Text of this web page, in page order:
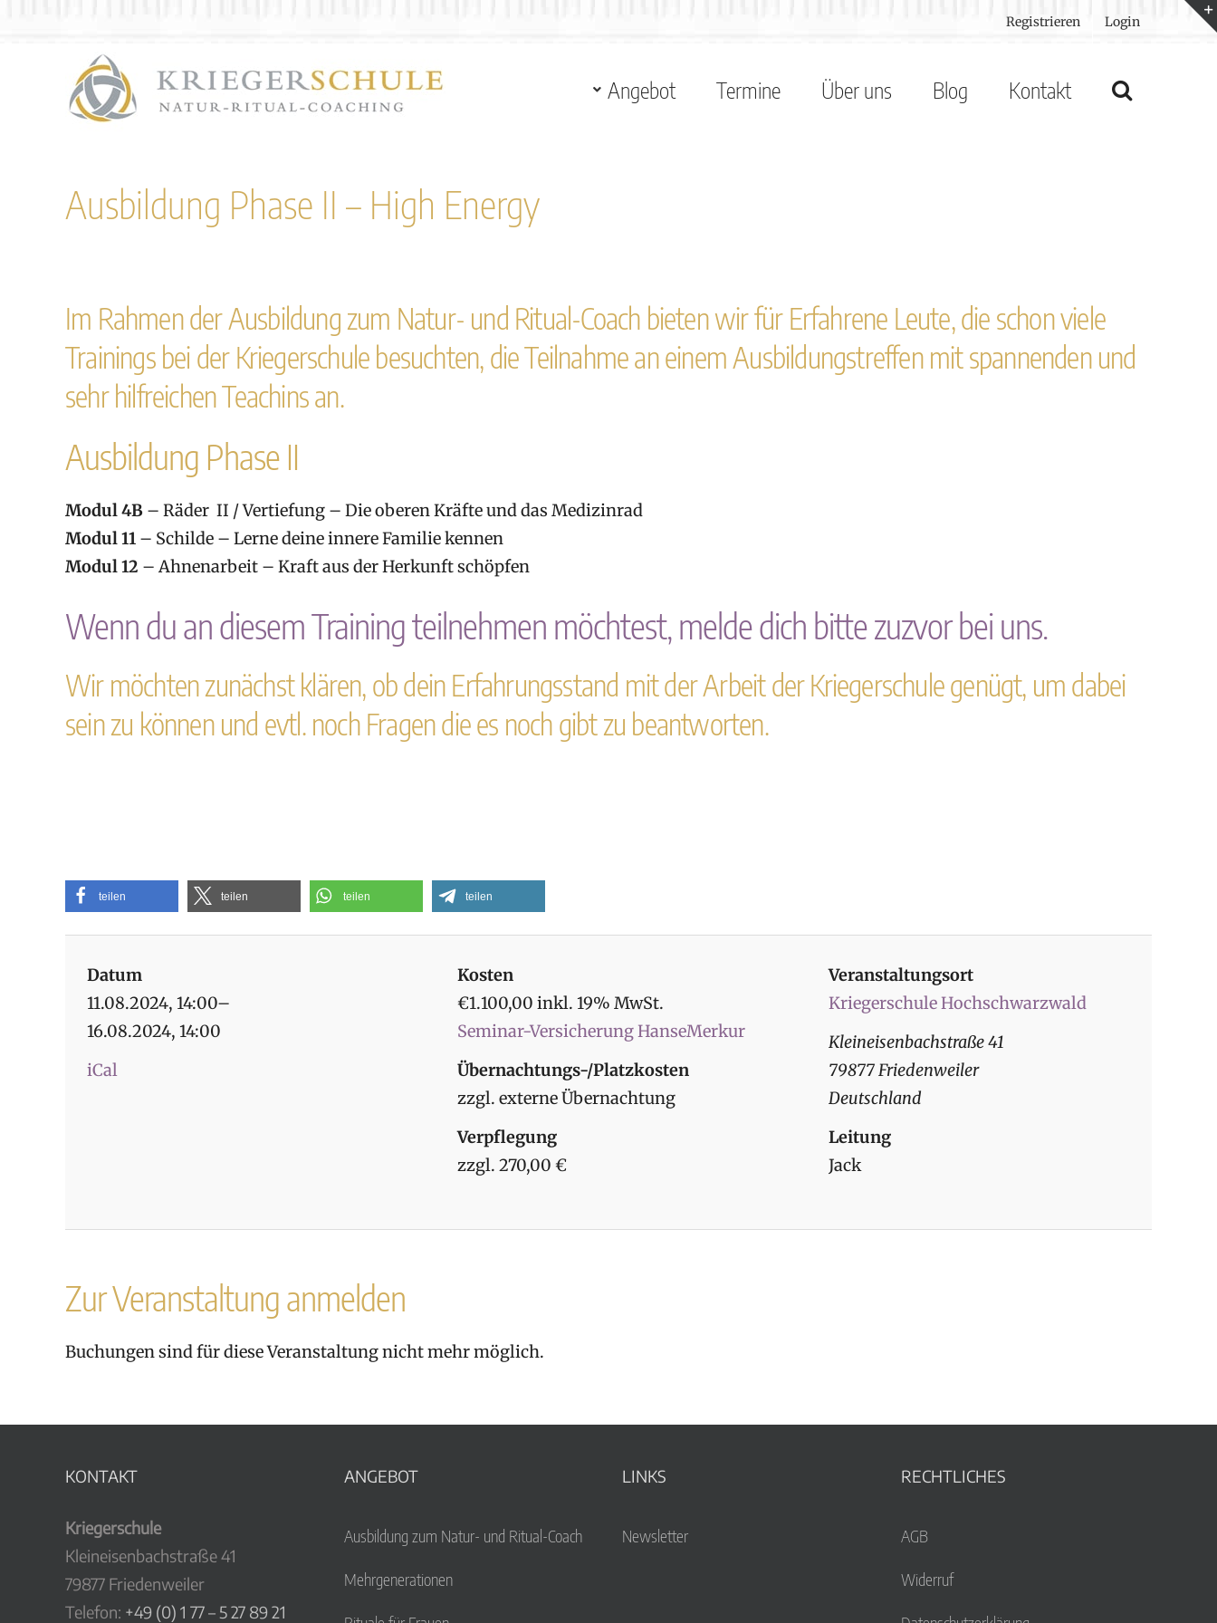
Registrieren Login
Angebot Termine Über uns Blog Kontakt
Ausbildung Phase II – High Energy
Im Rahmen der Ausbildung zum Natur- und Ritual-Coach bieten wir für Erfahrene Leute, die schon viele
Trainings bei der Kriegerschule besuchten, die Teilnahme an einem Ausbildungstreffen mit spannenden und
sehr hilfreichen Teachins an.
Ausbildung Phase II
Modul 4B – Räder II / Vertiefung – Die oberen Kräfte und das Medizinrad
Modul 11– Schilde – Lerne deine innere Familie kennen
Modul 12 – Ahnenarbeit – Kraft aus der Herkunft schöpfen
Wenn du an diesem Training teilnehmen möchtest, melde dich bitte zuzvor bei uns.
Wir möchten zunächst klären, ob dein Erfahrungsstand mit der Arbeit der Kriegerschule genügt, um dabei
sein zu können und evtl. noch Fragen die es noch gibt zu beantworten.
teilen teilen teilen teilen
Datum
11.08.2024, 14:00–
16.08.2024, 14:00
iCal
Kosten
€1.100,00 inkl. 19% MwSt.
Seminar-Versicherung HanseMerkur
Übernachtungs-/Platzkosten
zzgl. externe Übernachtung
Verpflegung
zzgl. 270,00 €
Veranstaltungsort
Kriegerschule Hochschwarzwald
Kleineisenbachstraße 41
79877 Friedenweiler
Deutschland
Leitung
Jack
Zur Veranstaltung anmelden
Buchungen sind für diese Veranstaltung nicht mehr möglich.
KONTAKT
Kriegerschule
Kleineisenbachstraße 41
79877 Friedenweiler
Telefon: +49 (0) 1 77 – 5 27 89 21
ANGEBOT
Ausbildung zum Natur- und Ritual-Coach
Mehrgenerationen
LINKS
Newsletter
RECHTLICHES
AGB
Widerruf